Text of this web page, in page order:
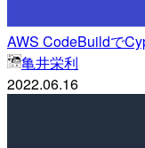
AWS CodeBuildで
亀井栄利
2022.06.16